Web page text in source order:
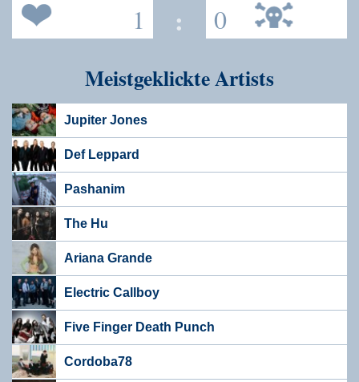
1 : 0
Meistgeklickte Artists
Jupiter Jones
Def Leppard
Pashanim
The Hu
Ariana Grande
Electric Callboy
Five Finger Death Punch
Cordoba78